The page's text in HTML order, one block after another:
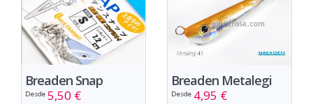
Breaden Snap
Desde 5,50 €
Breaden Metalegi
Desde 4,95 €